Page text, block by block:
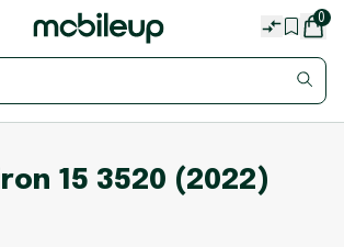
0
15 3520 (2022)